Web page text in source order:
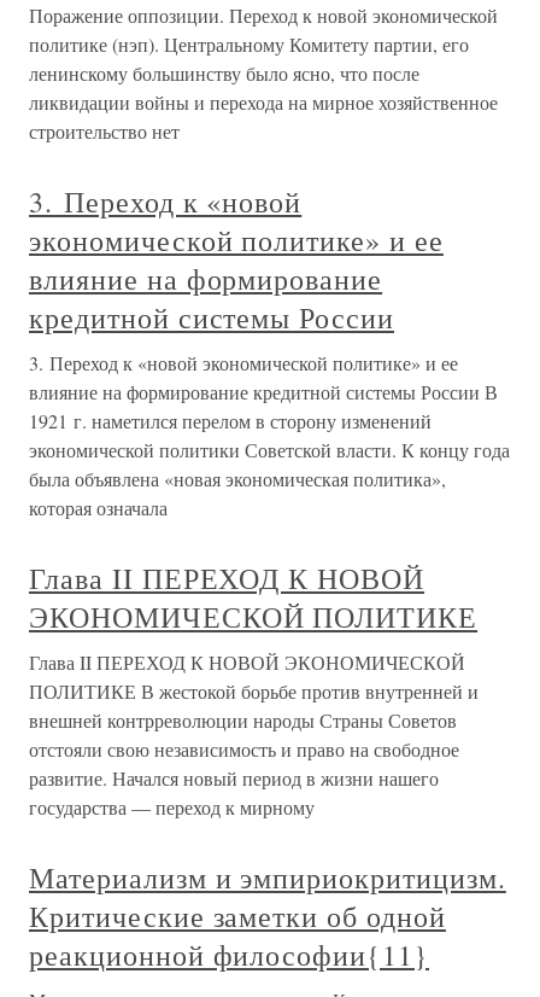
Поражение оппозиции. Переход к новой экономической
политике (нэп). Центральному Комитету партии, его
ленинскому большинству было ясно, что после
ликвидации войны и перехода на мирное хозяйственное
строительство нет
3. Переход к «новой
экономической политике» и ее
влияние на формирование
кредитной системы России
3. Переход к «новой экономической политике» и ее
влияние на формирование кредитной системы России В
1921 г. наметился перелом в сторону изменений
экономической политики Советской власти. К концу года
была объявлена «новая экономическая политика»,
которая означала
Глава II ПЕРЕХОД К НОВОЙ
ЭКОНОМИЧЕСКОЙ ПОЛИТИКЕ
Глава II ПЕРЕХОД К НОВОЙ ЭКОНОМИЧЕСКОЙ
ПОЛИТИКЕ В жестокой борьбе против внутренней и
внешней контрреволюции народы Страны Советов
отстояли свою независимость и право на свободное
развитие. Начался новый период в жизни нашего
государства — переход к мирному
Материализм и эмпириокритицизм.
Критические заметки об одной
реакционной философии{11}